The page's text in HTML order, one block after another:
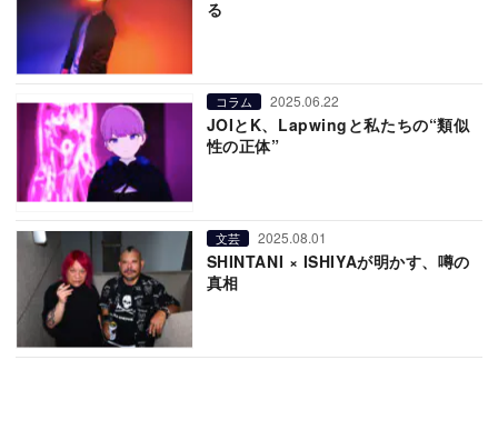
る
コラム 2025.06.22
JOIとK、Lapwingと私たちの“類似
性の正体”
文芸 2025.08.01
SHINTANI × ISHIYAが明かす、噂の
真相